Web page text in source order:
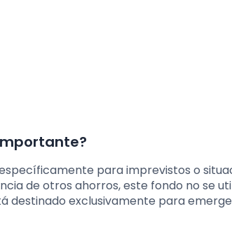
para imprevistos o
de otros ahorros, este fondo no se
destinado exclusivamente para